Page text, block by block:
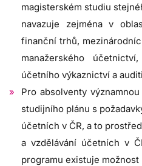
magisterském studiu
navazuje zejména v
finanční trhů,
manažerského
účetního výkaznictví a
Pro absolventy
studijního plánu s
účetních v ČR, a to
a vzdělávání účetních v
programu existuje